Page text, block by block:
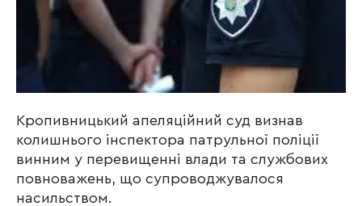
Кропивницький апеляційний суд визнав
колишнього інспектора патрульної поліції
винним у перевищенні влади та службових
повноважень, що супроводжувалося
насильством.